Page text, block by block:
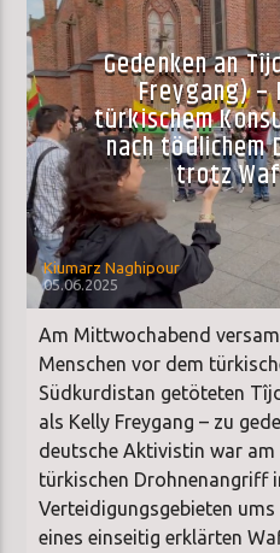
Gedenken an
Freygang)
türkischem
nach tödlichem
trotz
Kiumarz Naghipour
05.06.2025
Am Mittwochabend
Menschen vor dem
Südkurdistan getöteten
als Kelly Freygang – zu
deutsche Aktivistin war am
türkischen Drohnenangriff
Verteidigungsgebieten
eines einseitig erklärten